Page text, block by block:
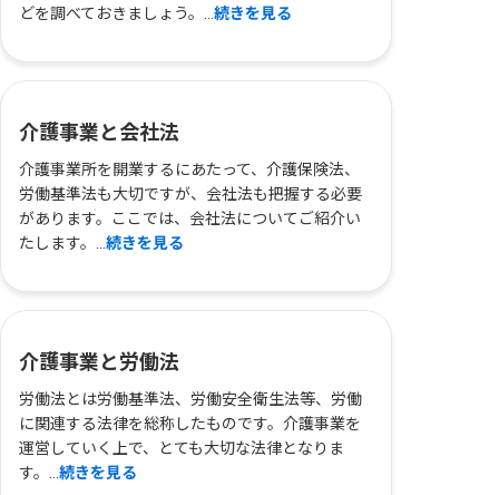
どを調べておきましょう。...続きを見る
介護事業と会社法
介護事業所を開業するにあたって、介護保険法、
労働基準法も大切ですが、会社法も把握する必要
があります。ここでは、会社法についてご紹介い
たします。...続きを見る
介護事業と労働法
労働法とは労働基準法、労働安全衛生法等、労働
に関連する法律を総称したものです。介護事業を
運営していく上で、とても大切な法律となりま
す。...続きを見る